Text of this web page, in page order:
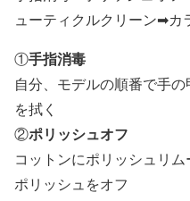
ューティクルクリーン➡カ
①手指消毒
自分、モデルの順番で手
を拭く
②ポリッシュオフ
コットンにポリッシュリ
ポリッシュをオフ